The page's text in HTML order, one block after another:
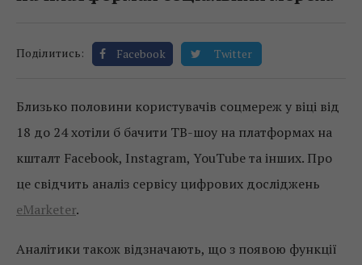
Поділитись: Facebook Twitter
Близько половини користувачів соцмереж у віці від
18 до 24 хотіли б бачити ТВ-шоу на платформах на
кшталт Facebook, Instagram, YouTube та інших. Про
це свідчить аналіз сервісу цифрових досліджень
eMarketer.
Аналітики також відзначають, що з появою функції